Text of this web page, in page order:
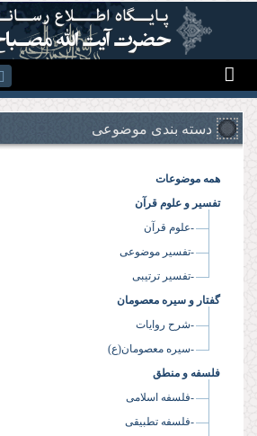
رفتن به محتوای اصلی
دسته بندی موضوعی
همه موضوعات
تفسیر و علوم قرآن
-علوم قرآن
-تفسیر موضوعی
-تفسیر ترتیبی
گفتار و سیره معصومان
-شرح روایات
-سیره معصومان(ع)
فلسفه و منطق
-فلسفه اسلامی
-فلسفه تطبیقی